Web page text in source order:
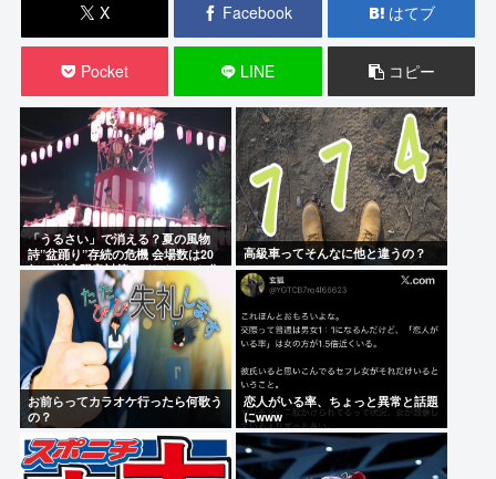
X Facebook はてブ
Pocket LINE コピー
「うるさい」で消える？夏の風物
詩”盆踊り”存続の危機 会場数は20
年で半減 騒音対策で”サイレント盆
ダンス”も
高級車ってそんなに他と違うの？
お前らってカラオケ行ったら何歌う
の？
恋人がいる率、ちょっと異常と話題
にwww